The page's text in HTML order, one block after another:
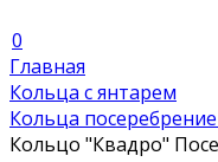
0
Главная
Кольца с янтарем
Кольца
Кольцо "Квадро"